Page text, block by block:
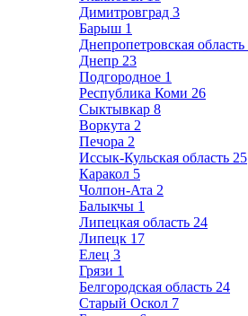
Димитровград 3
Барыш 1
Днепропетровская область
Днепр 23
Подгородное 1
Республика Коми 26
Сыктывкар 8
Воркута 2
Печора 2
Иссык-Кульская область 25
Каракол 5
Чолпон-Ата 2
Балыкчы 1
Липецкая область 24
Липецк 17
Елец 3
Грязи 1
Белгородская область 24
Старый Оскол 7